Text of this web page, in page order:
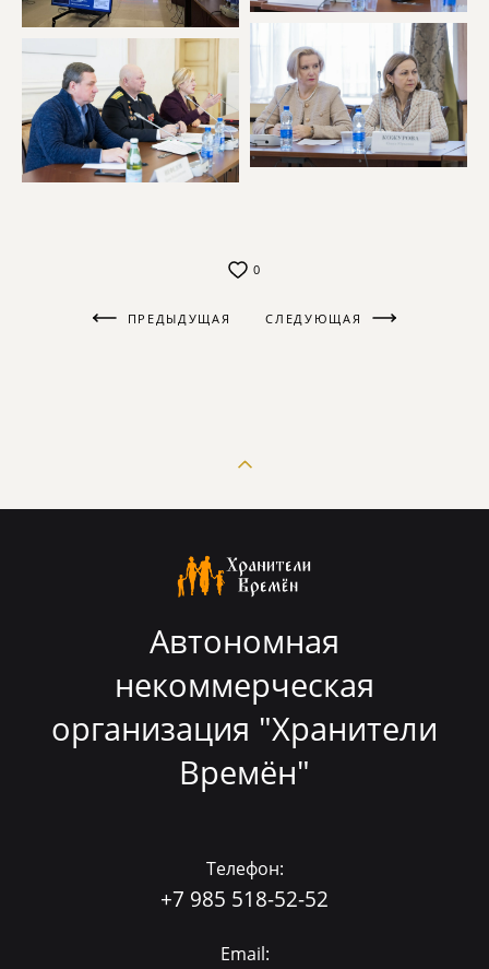
0
ПРЕДЫДУЩАЯ СЛЕДУЮЩАЯ
Автономная
некоммерческая
организация "Хранители
Времён"
Телефон:
+7 985 518-52-52
Email: